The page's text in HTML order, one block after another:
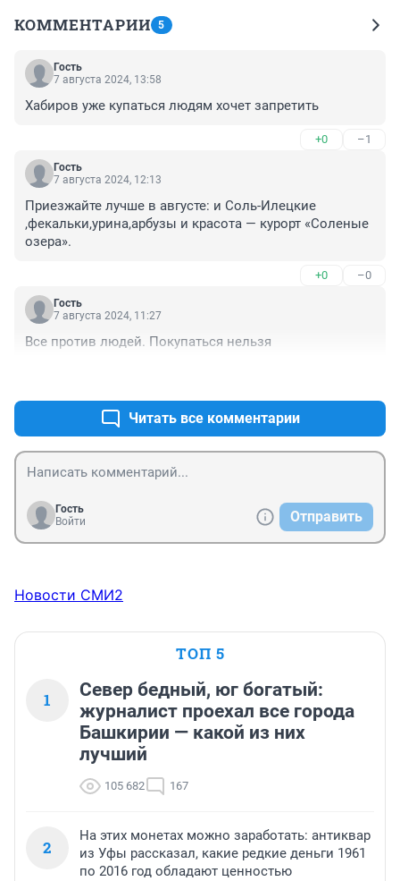
КОММЕНТАРИИ 5
Гость
7 августа 2024, 13:58
Хабиров уже купаться людям хочет запретить
+0 –1
Гость
7 августа 2024, 12:13
Приезжайте лучше в августе: и Соль-Илецкие
,фекальки,урина,арбузы и красота — курорт «Соленые
озера».
+0 –0
Гость
7 августа 2024, 11:27
Все против людей. Покупаться нельзя
Читать все комментарии
Гость
Войти
Отправить
Новости СМИ2
ТОП 5
1
Север бедный, юг богатый:
журналист проехал все города
Башкирии — какой из них
лучший
105 682 167
2
На этих монетах можно заработать: антиквар
из Уфы рассказал, какие редкие деньги 1961
по 2016 год обладают ценностью